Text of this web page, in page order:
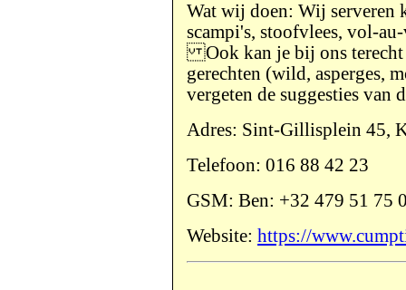
Wat wij doen: Wij serveren
scampi's, stoofvlees, vol-
Ook kan je bij ons terecht
gerechten (wild, asperges,
vergeten de suggesties van
Adres: Sint-Gillisplein 45,
Telefoon: 016 88 42 23
GSM: Ben: +32 479 51 75
Website: https://